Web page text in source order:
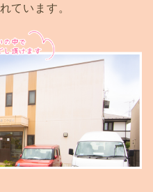
ています。